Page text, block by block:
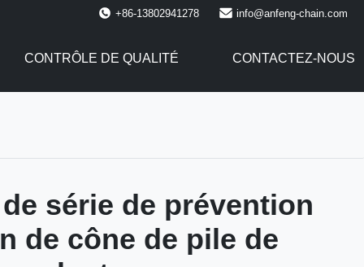
+86-13802941278 info@anfeng-chain.com
CONTRÔLE DE QUALITÉ CONTACTEZ-NOUS
série de prévention
de cône de pile de